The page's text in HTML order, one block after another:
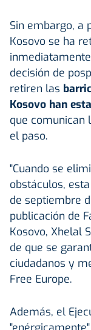
Sin embargo, a
Kosovo se ha
decisión de
retiren las
Kosovo han
que comunican
el paso.
"Cuando se
obstáculos,
de septiembre
publicación de
Kosovo, Xhelal
de que se
ciudadanos y
Free Europe.
Además, el